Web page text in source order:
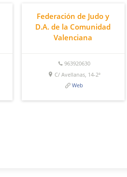
Federación de Judo y
D.A. de la Comunidad
Valenciana
963920630
C/ Avellanas, 14-2ª
Web